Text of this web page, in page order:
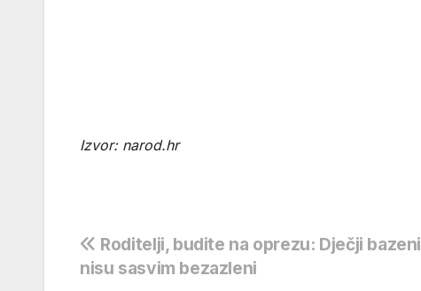
Izvor: narod.hr
Navigacija
Roditelji, budite na oprezu: Dječji bazeni
nisu sasvim bezazleni